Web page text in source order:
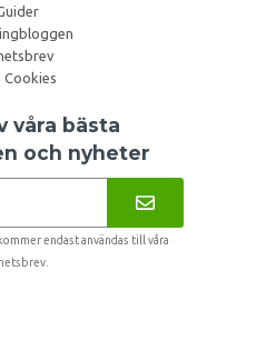
Cookies
våra bästa
och nyheter
endast användas till våra